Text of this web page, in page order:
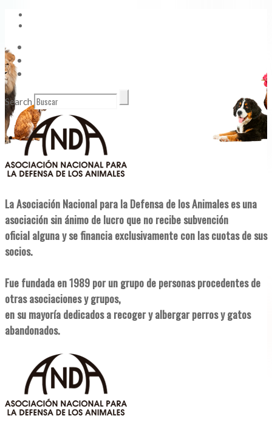
Search
La Asociación Nacional para la Defensa de los Animales es una
asociación sin ánimo de lucro que no recibe subvención
oficial alguna y se financia exclusivamente con las cuotas de sus
socios.
Fue fundada en 1989 por un grupo de personas procedentes de
otras asociaciones y grupos,
en su mayoría dedicados a recoger y albergar perros y gatos
abandonados.